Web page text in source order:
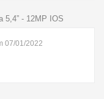
5,4” - 12MP IOS
07/01/2022